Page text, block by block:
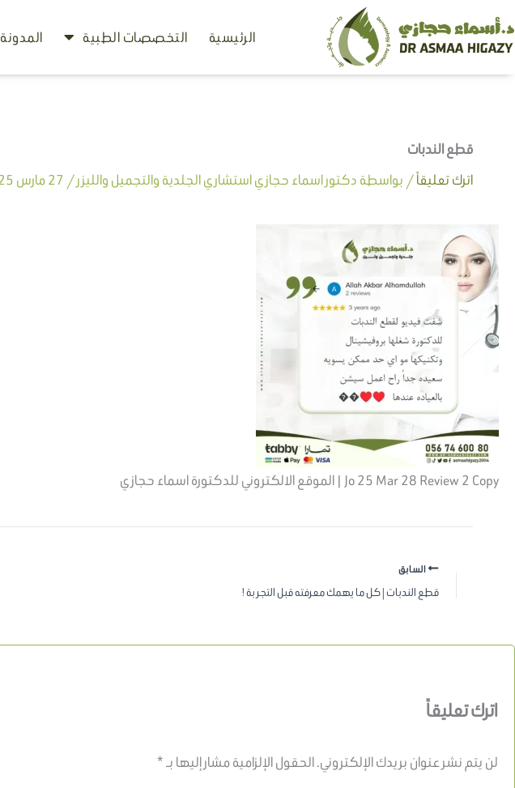
تخطي
إلى
الرئيسية التخصصات الطبية المدونة
قطع الندبات
اترك تعليقاً/ بواسطة دكتور اسماء حجازي استشاري الجلدية والتجميل والليزر/ 27 مارس 2025
Jo 25 Mar 28 Review 2 Copy | الموقع الالكتروني للدكتورة اسماء حجازي
السابق
قطع الندبات | كل ما يهمك معرفته قبل التجربة !
اترك تعليقاً
لن يتم نشر عنوان بريدك الإلكتروني.الحقول الإلزامية مشار إليها بـ*